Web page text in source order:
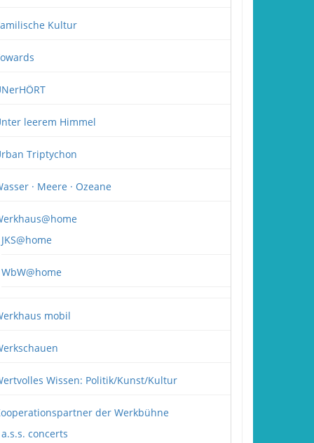
Kultur
leerem Himmel
Triptychon
· Meere · Ozeane
JKS@home
WbW@home
mobil
Wissen: Politik/Kunst/Kultur
der Werkbühne
a.s.s. concerts